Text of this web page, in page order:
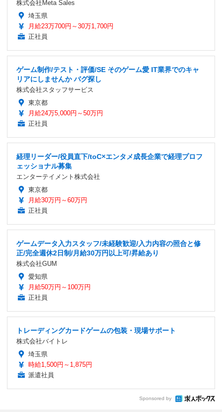
株式会社Meta Sales
埼玉県
月給23万700円～30万1,700円
正社員
ゲーム制作/テスト・評価/SE そのゲーム愛 IT業界でのキャ
リアにしませんか バグ探し
株式会社スタッフサービス
東京都
月給24万5,000円～50万円
正社員
経理リーダー/役員直下/toC×エンタメ成長企業で経理プロフ
ェッショナル募集
エンターテイメント株式会社
東京都
月給30万円～60万円
正社員
ゲームデータ入力スタッフ/未経験歓迎/入力内容の照合と修
正/完全週休2日制/月給30万円以上可/昇給あり
株式会社GUM
愛知県
月給50万円～100万円
正社員
トレーディングカードゲームの包装・現場サポート
株式会社バイトレ
埼玉県
時給1,500円～1,875円
派遣社員
Sponsored by